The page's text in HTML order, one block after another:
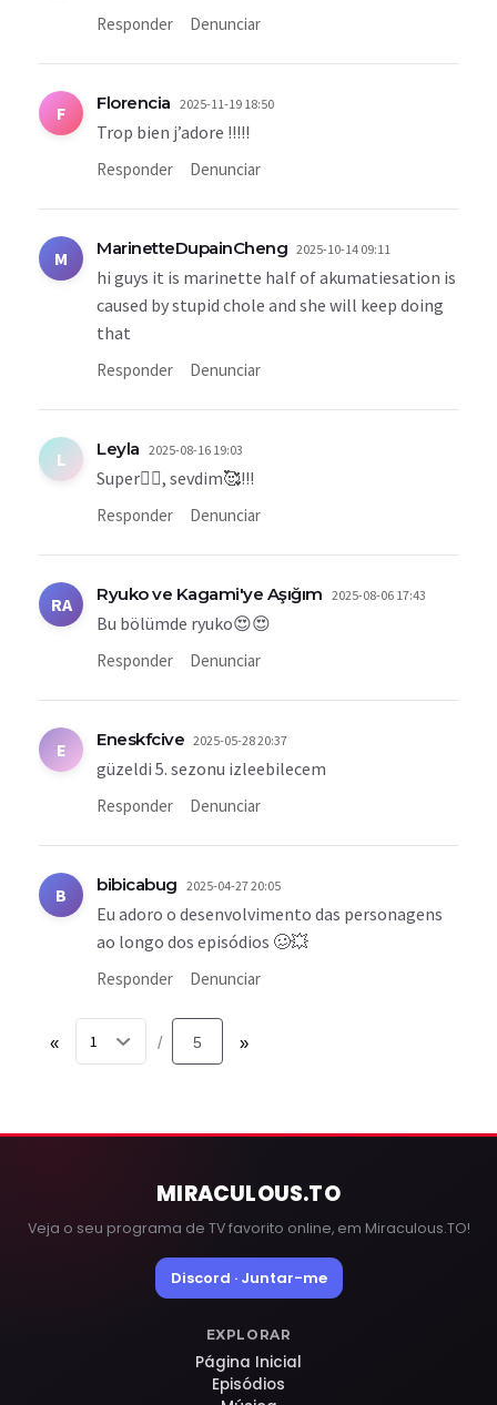
Responder Denunciar
F Florencia 2025-11-19 18:50
Trop bien j’adore !!!!!
Responder Denunciar
M MarinetteDupainCheng 2025-10-14 09:11
hi guys it is marinette half of akumatiesation is
caused by stupid chole and she will keep doing
that
Responder Denunciar
L Leyla 2025-08-16 19:03
Super👍🏻, sevdim🥰!!!
Responder Denunciar
RA Ryuko ve Kagami'ye Aşığım 2025-08-06 17:43
Bu bölümde ryuko😍😍
Responder Denunciar
E Eneskfcive 2025-05-28 20:37
güzeldi 5. sezonu izleebilecem
Responder Denunciar
B bibicabug 2025-04-27 20:05
Eu adoro o desenvolvimento das personagens
ao longo dos episódios 🥴💥
Responder Denunciar
« / 5 »
MIRACULOUS.TO
Veja o seu programa de TV favorito online, em Miraculous.TO!
Discord · Juntar-me
EXPLORAR
Página Inicial
Episódios